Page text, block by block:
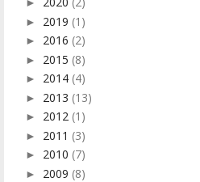
► 2019 (1)
► 2016 (2)
► 2015 (8)
► 2014 (4)
► 2013 (13)
► 2012 (1)
► 2011 (3)
► 2010 (7)
► 2009 (8)